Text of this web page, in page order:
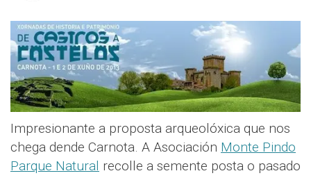
Impresionante a proposta arqueolóxica que nos
chega dende Carnota. A Asociación Monte Pindo
Parque Natural recolle a semente posta o pasado